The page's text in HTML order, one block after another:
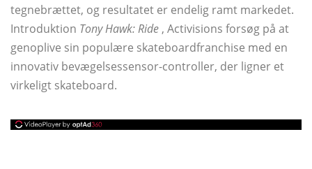
tegnebrættet, og resultatet er endelig ramt markedet.
Introduktion Tony Hawk: Ride , Activisions forsøg på at
genoplive sin populære skateboardfranchise med en
innovativ bevægelsessensor-controller, der ligner et
virkeligt skateboard.